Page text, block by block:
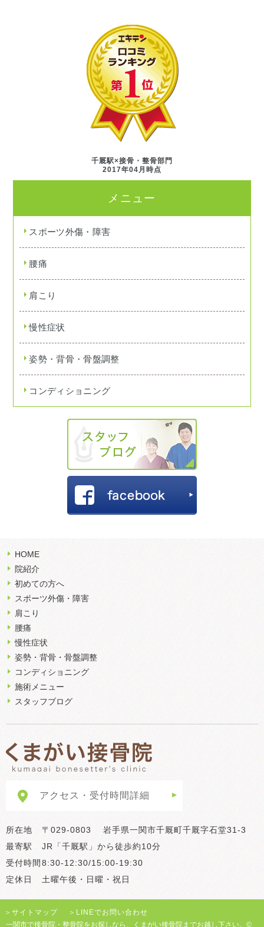
千厩駅×接骨・整骨部門
2017年04月時点
メニュー
スポーツ外傷・障害
腰痛
肩こり
慢性症状
姿勢・背骨・骨盤調整
コンディショニング
HOME
院紹介
初めての方へ
スポーツ外傷・障害
肩こり
腰痛
慢性症状
姿勢・背骨・骨盤調整
コンディショニング
施術メニュー
スタッフブログ
アクセス・受付時間詳細
所在地
〒029-0803 岩手県一関市千厩町千厩字石堂31-3
最寄駅
JR「千厩駅」から徒歩約10分
受付時間 8:30-12:30/15:00-19:30
定休日
土曜午後・日曜・祝日
＞ サイトマップ ＞ LINEでお問い合わせ
一関市で接骨院・整骨院をお探しなら、くまがい接骨院までお越し下さい。©